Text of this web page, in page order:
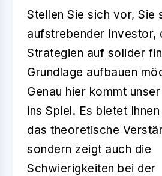
Stellen Sie sich vor, Sie
aufstrebender Investor,
Strategien auf solider
Grundlage aufbauen
Genau hier kommt
ins Spiel. Es bietet
das theoretische
sondern zeigt auch die
Schwierigkeiten bei der